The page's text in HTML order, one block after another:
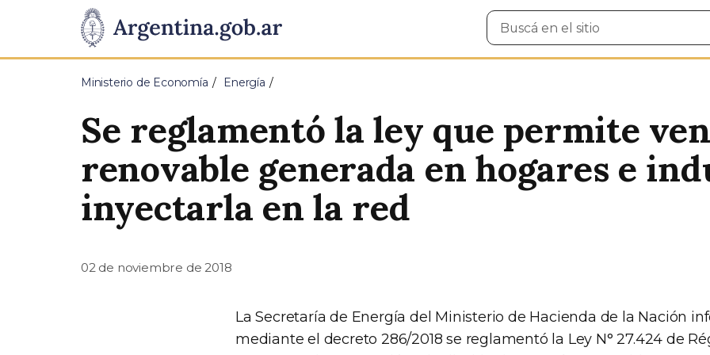
Presidencia
de
Pasar al contenido principal
Buscar
en
Ministerio de Economía Energía
Se reglamentó la ley que permite
renovable generada en hogares e
inyectarla en la red
02 de noviembre de 2018
La Secretaría de Energía del Ministerio de Hacienda de la Nación
mediante el decreto 286/2018 se reglamentó la Ley N° 27.424 de